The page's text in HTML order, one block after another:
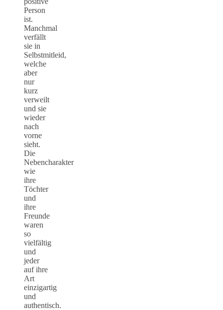
Person
ist.
Manchmal
verfällt
sie in
Selbstmitleid,
welche
aber
nur
kurz
verweilt
und sie
wieder
nach
vorne
sieht.
Die
Nebencharakter
wie
ihre
Töchter
und
ihre
Freunde
waren
so
vielfältig
und
jeder
auf ihre
Art
einzigartig
und
authentisch.